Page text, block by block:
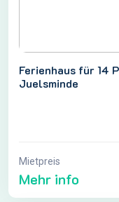
Ferienhaus für 14
Juelsminde
Mietpreis
Mehr info